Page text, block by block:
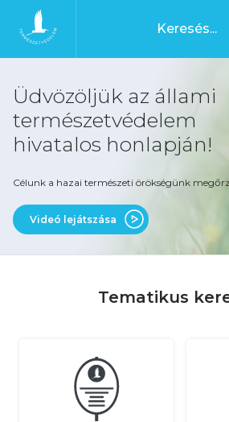
Ugrás a tartalomhoz
Főoldal
Üdvözöljük az állami
természetvédelem
hivatalos honlapján!
Célunk a hazai természeti örökségünk
Videó lejátszása
Tematikus